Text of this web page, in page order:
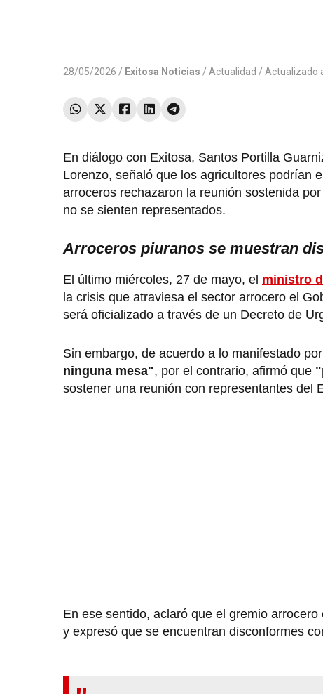
28/05/2026 / Exitosa Noticias / Actualidad / Actualizado
En diálogo con Exitosa, Santos Portilla
Lorenzo, señaló que los agricultores podrían
arroceros rechazaron la reunión sostenida
no se sienten representados.
Arroceros piuranos se muestran
El último miércoles, 27 de mayo, el ministro
la crisis que atraviesa el sector arrocero el
será oficializado a través de un Decreto de
Sin embargo, de acuerdo a lo manifestado
ninguna mesa", por el contrario, afirmó que
sostener una reunión con representantes del
En ese sentido, aclaró que el gremio
y expresó que se encuentran disconformes